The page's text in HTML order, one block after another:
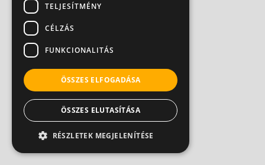
TELJESÍTMÉNY
CÉLZÁS
FUNKCIONALITÁS
ÖSSZES ELFOGADÁSA
ÖSSZES ELUTASÍTÁSA
RÉSZLETEK MEGJELENÍTÉSE